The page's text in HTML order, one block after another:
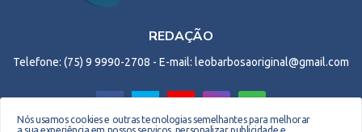
REDAÇÃO
Telefone: (75) 9 9990-2708 - E-mail: leobarbosaoriginal@gmail.com
Nós usamos cookies e outras tecnologias semelhantes para melhorar